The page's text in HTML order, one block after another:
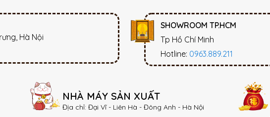
Hà Nội
SHOWROOM TP.HCM
Tp Hồ Chí Minh
Hotline: 0963.889.211
NHÀ MÁY SẢN XUẤT
Địa chỉ: Đại Vĩ - Liên Hà - Đông Anh - Hà Nội